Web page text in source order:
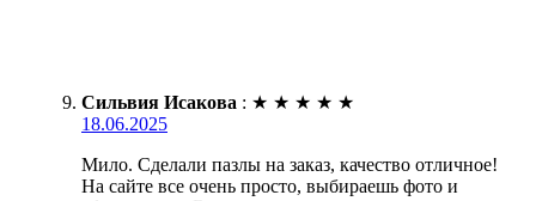
Сильвия Исакова : ★ ★ ★ ★ ★
18.06.2025
Мило. Сделали пазлы на заказ, качество отличное!
На сайте все очень просто, выбираешь фото и